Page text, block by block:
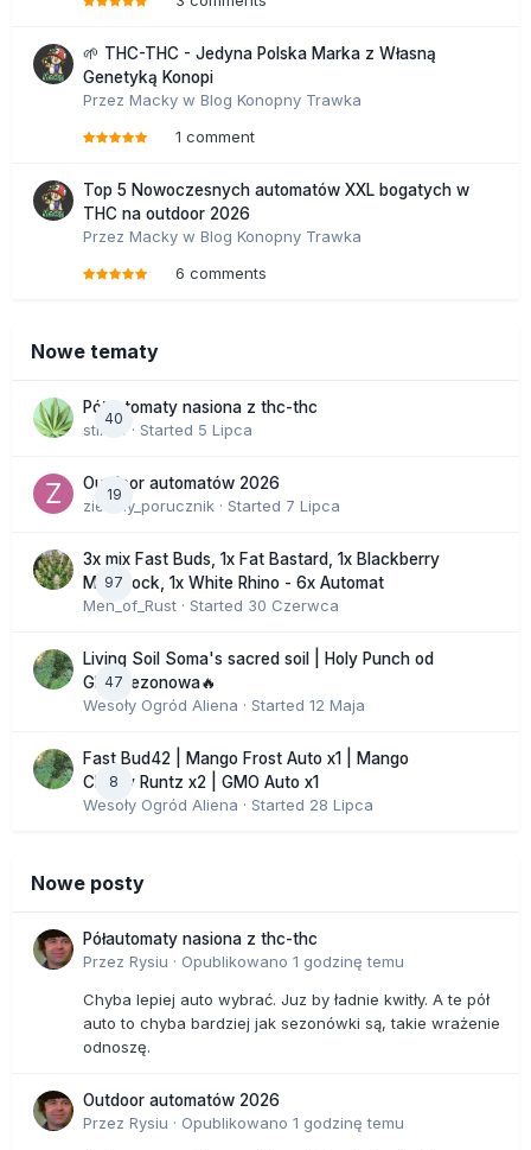
🌱 THC-THC - Jedyna Polska Marka z Własną
Genetyką Konopi
Przez Macky w Blog Konopny Trawka
1 comment
Top 5 Nowoczesnych automatów XXL bogatych w
THC na outdoor 2026
Przez Macky w Blog Konopny Trawka
6 comments
Nowe tematy
40
Półautomaty nasiona z thc-thc
stix33 · Started 5 Lipca
19
Outdoor automatów 2026
zielony_porucznik · Started 7 Lipca
97
3x mix Fast Buds, 1x Fat Bastard, 1x Blackberry
Moonrock, 1x White Rhino - 6x Automat
Men_of_Rust · Started 30 Czerwca
47
Living Soil Soma's sacred soil | Holy Punch od
GHS sezonowa🔥
Wesoły Ogród Aliena · Started 12 Maja
8
Fast Bud42 | Mango Frost Auto x1 | Mango
Cherry Runtz x2 | GMO Auto x1
Wesoły Ogród Aliena · Started 28 Lipca
Nowe posty
Półautomaty nasiona z thc-thc
Przez Rysiu · Opublikowano 1 godzinę temu
Chyba lepiej auto wybrać. Juz by ładnie kwitły. A te pół
auto to chyba bardziej jak sezonówki są, takie wrażenie
odnoszę.
Outdoor automatów 2026
Przez Rysiu · Opublikowano 1 godzinę temu